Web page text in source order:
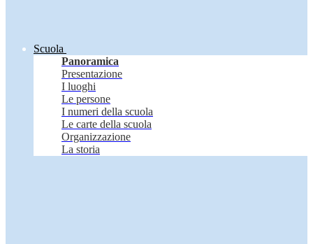
Scuola
Panoramica
Presentazione
I luoghi
Le persone
I numeri della scuola
Le carte della scuola
Organizzazione
La storia